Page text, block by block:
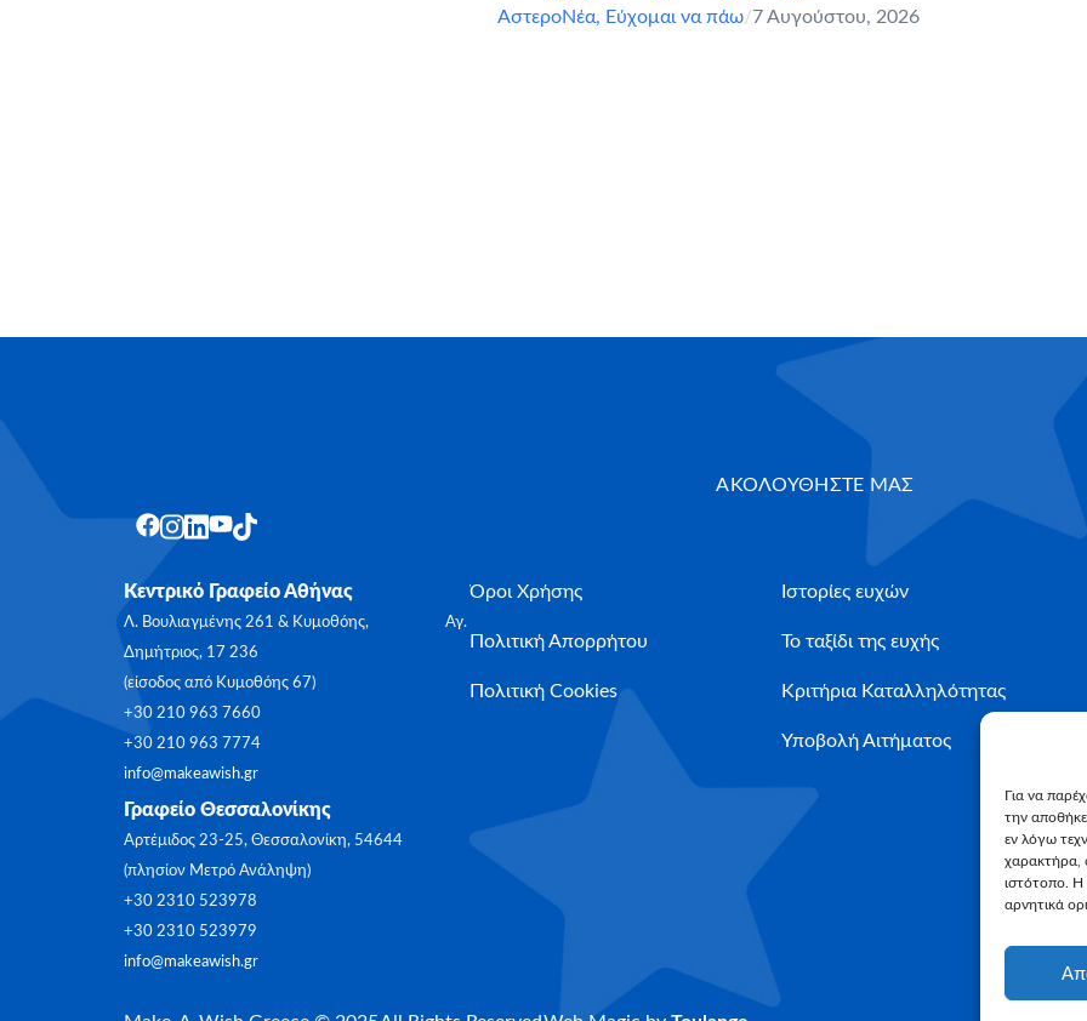
Για να
την
εν λόγω
χαρακτήρα,
ιστότοπο. Η
αρνητικά
ΑστεροΝέα, Εύχομαι να πάω/7 Αυγούστου, 2026
ΑΚΟΛΟΥΘΗΣΤΕ ΜΑΣ
Κεντρικό Γραφείο Αθήνας
Λ. Βουλιαγμένης 261 & Κυμοθόης, Αγ.
Δημήτριος, 17 236
(είσοδος από Κυμοθόης 67)
+30 210 963 7660
+30 210 963 7774
info@makeawish.gr
Γραφείο Θεσσαλονίκης
Αρτέμιδος 23-25, Θεσσαλονίκη, 54644
(πλησίον Μετρό Ανάληψη)
+30 2310 523978
+30 2310 523979
info@makeawish.gr
Όροι Χρήσης
Πολιτική Απορρήτου
Πολιτική Cookies
Ιστορίες ευχών
Το ταξίδι της ευχής
Κριτήρια Καταλληλότητας
Υποβολή Αιτήματος